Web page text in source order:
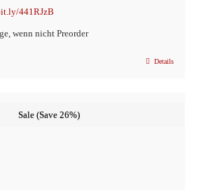
441RJzB
wenn nicht Preorder
Details
Sale (Save 26%)